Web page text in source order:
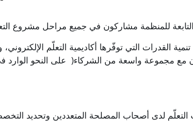
التابعة للمنظمة مشاركون في جميع مراحل مشروع
القدرات التي توفّرها أكاديمية التعلّم الإلكتروني،
مع مجموعة واسعة من الشركاء) على النحو
التعلّم لدى أصحاب المصلحة المتعددين وتحديد